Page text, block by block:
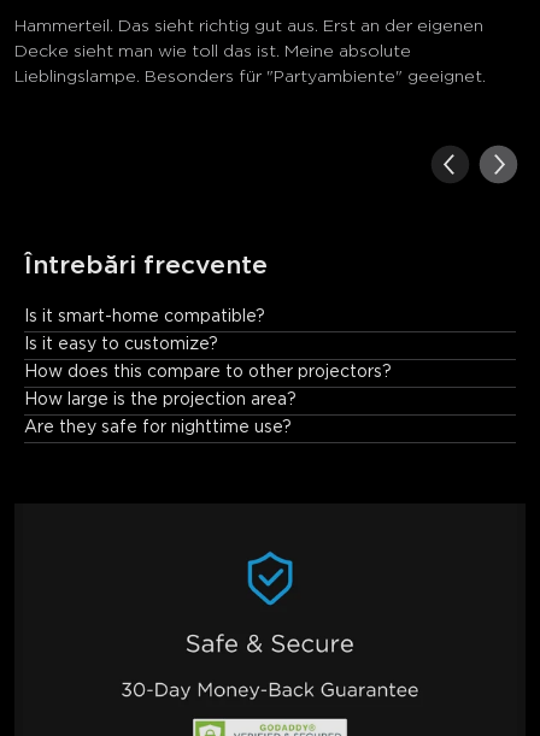
Hammerteil. Das sieht richtig gut aus. Erst an der eigenen
Decke sieht man wie toll das ist. Meine absolute
Lieblingslampe. Besonders für "Partyambiente" geeignet.
Întrebări frecvente
Is it smart-home compatible?
Fully! Works with Alexa/Google Home/Matter for voice control.
Is it easy to customize?
How does this compare to other projectors?
How large is the projection area?
Are they safe for nighttime use?